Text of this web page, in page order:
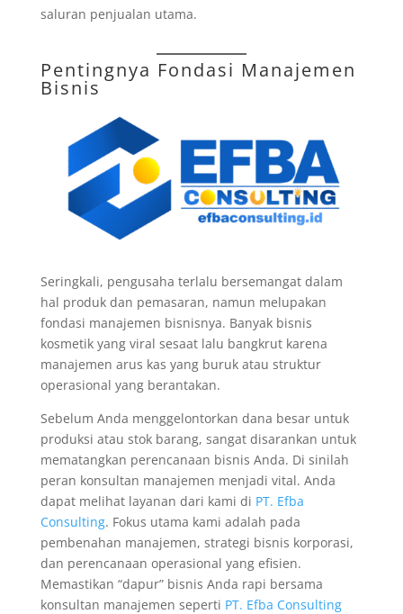
saluran penjualan utama.
Pentingnya Fondasi Manajemen
Bisnis
Seringkali, pengusaha terlalu bersemangat dalam
hal produk dan pemasaran, namun melupakan
fondasi manajemen bisnisnya. Banyak bisnis
kosmetik yang viral sesaat lalu bangkrut karena
manajemen arus kas yang buruk atau struktur
operasional yang berantakan.
Sebelum Anda menggelontorkan dana besar untuk
produksi atau stok barang, sangat disarankan untuk
mematangkan perencanaan bisnis Anda. Di sinilah
peran konsultan manajemen menjadi vital. Anda
dapat melihat layanan dari kami di PT. Efba
Consulting. Fokus utama kami adalah pada
pembenahan manajemen, strategi bisnis korporasi,
dan perencanaan operasional yang efisien.
Memastikan “dapur” bisnis Anda rapi bersama
konsultan manajemen seperti PT. Efba Consulting